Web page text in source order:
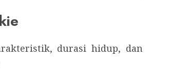
durasi hidup, dan